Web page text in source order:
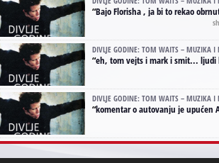
“Bajo Florisha , ja bi to rekao obrnuto: Beefheart je za
DIVLJE GODINE: TOM WAITS – MUZIKA I
“eh, tom vejts i mark i smit... ljudi koji bi muzici više
DIVLJE GODINE: TOM WAITS – MUZIKA I
“komentar o autovanju je upućen Aci, i odnosi se na ono